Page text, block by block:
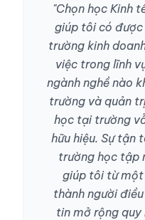
"Chọn học Kinh
giúp tôi có
trường kinh
việc trong lĩnh
ngành nghề nào
trường và quản
học tại trường
hữu hiệu. Sự tận
trường học tập
giúp tôi từ một
thành người
tin mở rộng